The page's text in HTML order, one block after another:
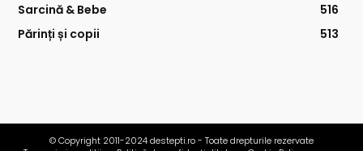
Sarcină & Bebe
516
Părinți și copii
513
© Copyright 2011-2024 destepti.ro - Toate drepturile rezervate